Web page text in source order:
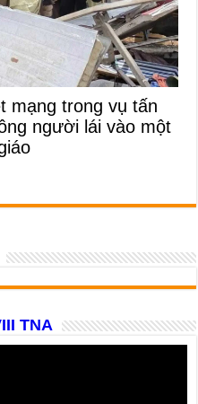
mạng trong vụ tấn
người lái vào một
TNA